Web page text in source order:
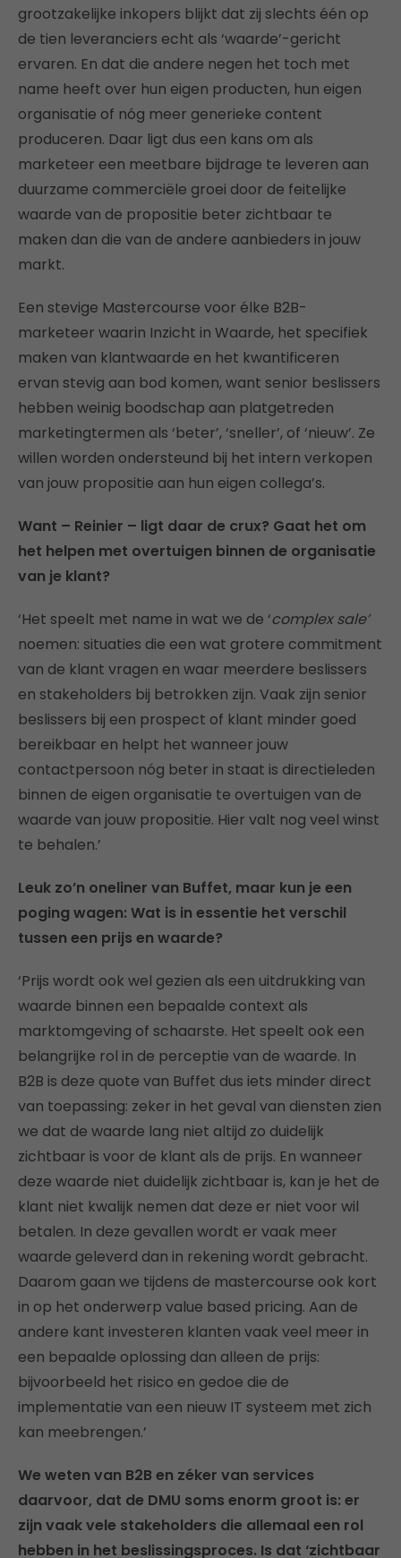
grootzakelijke inkopers blijkt dat zij slechts één op
de tien leveranciers echt als ‘waarde’-gericht
ervaren. En dat die andere negen het toch met
name heeft over hun eigen producten, hun eigen
organisatie of nóg meer generieke content
produceren. Daar ligt dus een kans om als
marketeer een meetbare bijdrage te leveren aan
duurzame commerciële groei door de feitelijke
waarde van de propositie beter zichtbaar te
maken dan die van de andere aanbieders in jouw
markt.
Een stevige Mastercourse voor élke B2B-
marketeer waarin Inzicht in Waarde, het specifiek
maken van klantwaarde en het kwantificeren
ervan stevig aan bod komen, want senior beslissers
hebben weinig boodschap aan platgetreden
marketingtermen als ‘beter’, ‘sneller’, of ‘nieuw’. Ze
willen worden ondersteund bij het intern verkopen
van jouw propositie aan hun eigen collega’s.
Want – Reinier – ligt daar de crux? Gaat het om
het helpen met overtuigen binnen de organisatie
van je klant?
‘Het speelt met name in wat we de ‘complex sale’
noemen: situaties die een wat grotere commitment
van de klant vragen en waar meerdere beslissers
en stakeholders bij betrokken zijn. Vaak zijn senior
beslissers bij een prospect of klant minder goed
bereikbaar en helpt het wanneer jouw
contactpersoon nóg beter in staat is directieleden
binnen de eigen organisatie te overtuigen van de
waarde van jouw propositie. Hier valt nog veel winst
te behalen.’
Leuk zo’n oneliner van Buffet, maar kun je een
poging wagen: Wat is in essentie het verschil
tussen een prijs en waarde?
‘Prijs wordt ook wel gezien als een uitdrukking van
waarde binnen een bepaalde context als
marktomgeving of schaarste. Het speelt ook een
belangrijke rol in de perceptie van de waarde. In
B2B is deze quote van Buffet dus iets minder direct
van toepassing: zeker in het geval van diensten zien
we dat de waarde lang niet altijd zo duidelijk
zichtbaar is voor de klant als de prijs. En wanneer
deze waarde niet duidelijk zichtbaar is, kan je het de
klant niet kwalijk nemen dat deze er niet voor wil
betalen. In deze gevallen wordt er vaak meer
waarde geleverd dan in rekening wordt gebracht.
Daarom gaan we tijdens de mastercourse ook kort
in op het onderwerp value based pricing. Aan de
andere kant investeren klanten vaak veel meer in
een bepaalde oplossing dan alleen de prijs:
bijvoorbeeld het risico en gedoe die de
implementatie van een nieuw IT systeem met zich
kan meebrengen.’
We weten van B2B en zéker van services
daarvoor, dat de DMU soms enorm groot is: er
zijn vaak vele stakeholders die allemaal een rol
hebben in het beslissingsproces. Is dat ‘zichtbaar